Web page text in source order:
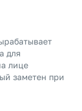
для
лице
заметен при